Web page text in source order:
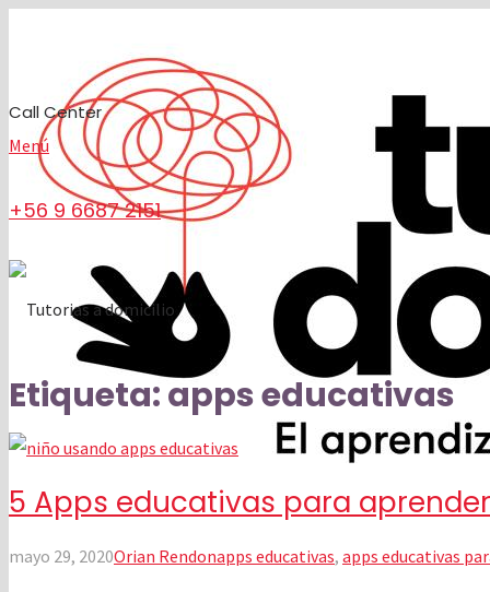
Call Center
+56 9 6687 2151
Menú
Etiqueta:apps educativas
5 Apps educativas para
mayo 29, 2020Orian Rendonapps educativas, apps educativas